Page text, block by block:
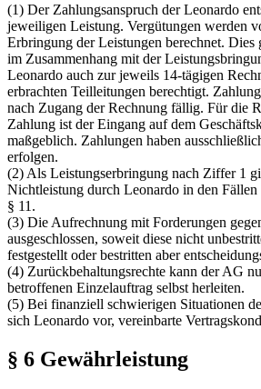
(1) Der Zahlungsanspruch der Leonardo
jeweiligen Leistung. Vergütungen werden
Erbringung der Leistungen berechnet. Dies
im Zusammenhang mit der
Leonardo auch zur jeweils 14-tägigen
erbrachten Teilleitungen berechtigt.
nach Zugang der Rechnung fällig. Für die
Zahlung ist der Eingang auf dem
maßgeblich. Zahlungen haben
erfolgen.
(2) Als Leistungserbringung nach Ziffer 1
Nichtleistung durch Leonardo in den Fällen
§ 11.
(3) Die Aufrechnung mit Forderungen
ausgeschlossen, soweit diese nicht
festgestellt oder bestritten aber
(4) Zurückbehaltungsrechte kann der AG
betroffenen Einzelauftrag selbst herleiten.
(5) Bei finanziell schwierigen Situationen
sich Leonardo vor, vereinbarte
§ 6 Gewährleistung